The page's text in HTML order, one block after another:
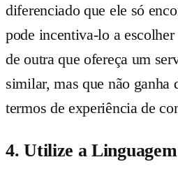
diferenciado que ele só
pode incentiva-lo a
de outra que ofereça um
similar, mas que não ganha
termos de experiência de
4. Utilize a